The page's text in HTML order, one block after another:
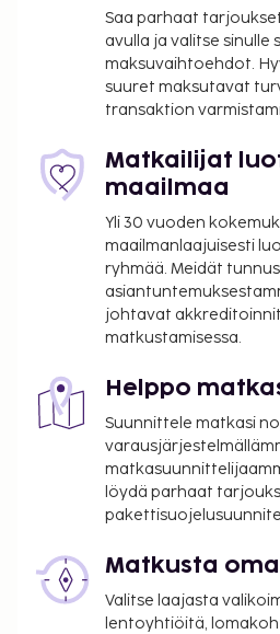
Tässä on mainittu kaikki
ilmoittamat maksut.
Maksu buffetaamiaisesta:
henkilö
Lemmikit: 14 EUR per
Avustajaeläimistä ei
Lisävuode: 26.0 EUR per yö
Yllä oleva luettelo ei ehkä
takuumaksut eivät
saattavat muuttua.
Kansallisten määräysten
tässä majoituspaikassa.
ottamalla yhteyttä
varausvahvistuksessa
Kausiluontoinen uima-
toukokuusta syyskuuhun.
Majoituspaikassa on
saatavuus on rajoitettua.
ottamalla yhteyttä
Yhteystiedot löytyvät
Saa parhaat
avulla ja valitse sinulle
maksuvaihtoehdot.
suuret maksutavat
transaktion
Matkailijat
maailmaa
Yli 30 vuoden
maailmanlaajuisesti
ryhmää. Meidät
johtavat
matkustamisessa.
Helppo
Suunnittele matkasi
löydä parhaat
Matkusta
Valitse laajasta
lentoyhtiöitä,